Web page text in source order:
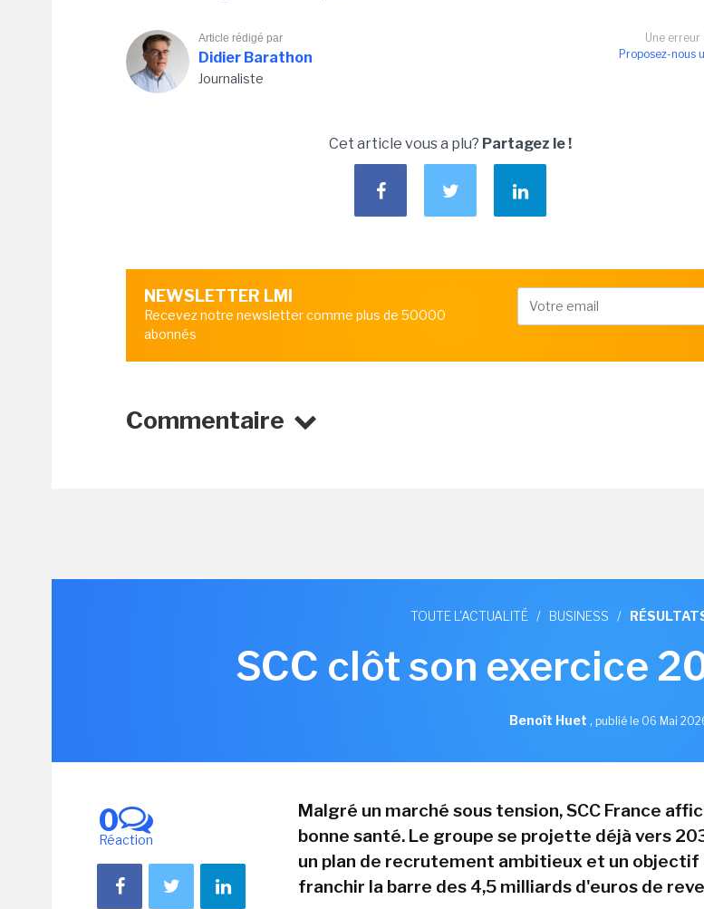
Une
Proposez-nous
Article rédigé par
Didier Barathon
Journaliste
Cet article vous a plu? Partagez le !
NEWSLETTER LMI
Recevez notre newsletter comme plus de 50000
abonnés
Commentaire
TOUTE L'ACTUALITÉ / BUSINESS /
SCC clôt son exercice
Benoît Huet , publié le 06 Mai
0
Réaction
Malgré un marché sous tension, SCC France
bonne santé. Le groupe se projette déjà vers
un plan de recrutement ambitieux et un objectif
franchir la barre des 4,5 milliards d'euros de